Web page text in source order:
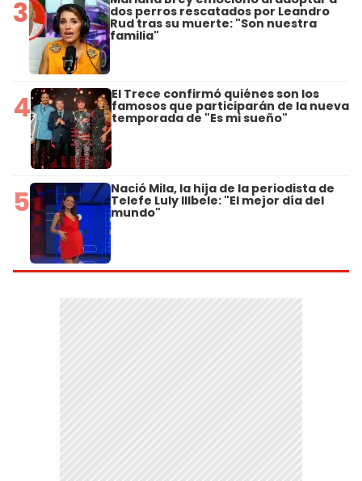
3 dos perros rescatados por Leandro
Rud tras su muerte: "Son nuestra
familia"
4 El Trece confirmó quiénes son los
famosos que participarán de la nueva
temporada de "Es mi sueño"
5 Nació Mila, la hija de la periodista de
Telefe Luly Illbele: "El mejor día del
mundo"